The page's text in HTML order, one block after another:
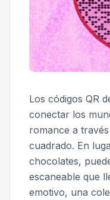
Los códigos QR
conectar los
romance a
cuadrado. En
chocolates,
escaneable que
emotivo, una